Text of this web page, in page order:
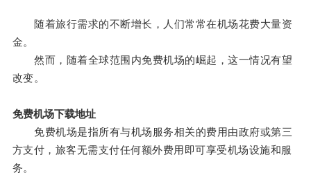
随着旅行需求的不断增长，人们常常在机场花费大量资
金。
然而，随着全球范围内免费机场的崛起，这一情况有望
改变。
免费机场下载地址
免费机场是指所有与机场服务相关的费用由政府或第三
方支付，旅客无需支付任何额外费用即可享受机场设施和服
务。